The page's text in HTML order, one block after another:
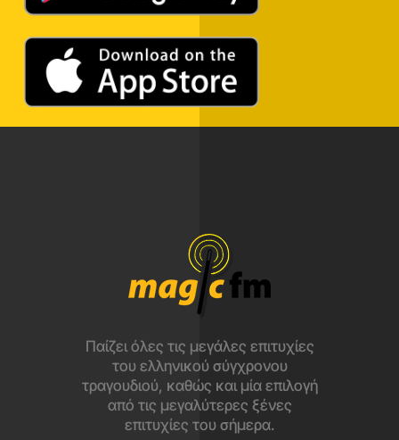
Παίζει όλες τις μεγάλες επιτυχίες
του ελληνικού σύγχρονου
τραγουδιού, καθώς και μία επιλογή
από τις μεγαλύτερες ξένες
επιτυχίες του σήμερα.